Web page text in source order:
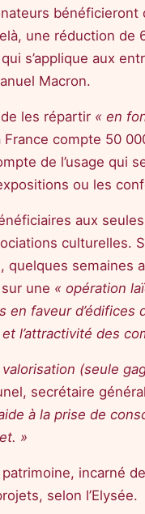
une réduction
s’applique aux
Macron.
les répartir « en
France compte 50
de l’usage qui
ou les
aux
culturelles.
semaines
une « opération
faveur d’édifices
l’attractivité des
(seule
secrétaire
à la prise de
»
incarné
selon l’Elysée.